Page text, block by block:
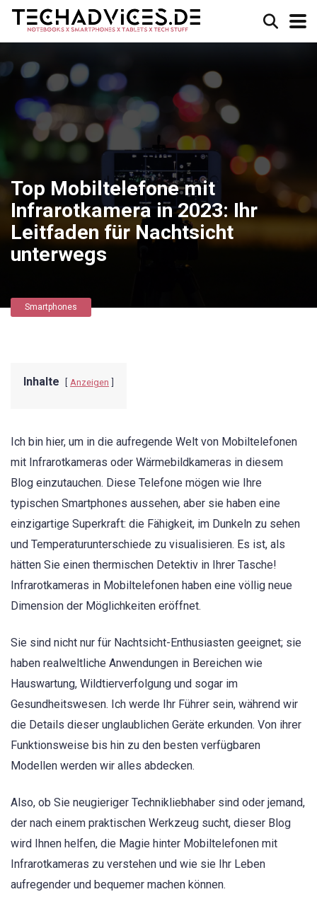
Top Mobiltelefone mit
Infrarotkamera in 2023: Ihr
Leitfaden für Nachtsicht
unterwegs
Smartphones
Inhalte Anzeigen
Ich bin hier, um in die aufregende Welt von Mobiltelefonen
mit Infrarotkameras oder Wärmebildkameras in diesem
Blog einzutauchen. Diese Telefone mögen wie Ihre
typischen Smartphones aussehen, aber sie haben eine
einzigartige Superkraft: die Fähigkeit, im Dunkeln zu sehen
und Temperaturunterschiede zu visualisieren. Es ist, als
hätten Sie einen thermischen Detektiv in Ihrer Tasche!
Infrarotkameras in Mobiltelefonen haben eine völlig neue
Dimension der Möglichkeiten eröffnet.
Sie sind nicht nur für Nachtsicht-Enthusiasten geeignet; sie
haben realweltliche Anwendungen in Bereichen wie
Hauswartung, Wildtierverfolgung und sogar im
Gesundheitswesen. Ich werde Ihr Führer sein, während wir
die Details dieser unglaublichen Geräte erkunden. Von ihrer
Funktionsweise bis hin zu den besten verfügbaren
Modellen werden wir alles abdecken.
Also, ob Sie neugieriger Technikliebhaber sind oder jemand,
der nach einem praktischen Werkzeug sucht, dieser Blog
wird Ihnen helfen, die Magie hinter Mobiltelefonen mit
Infrarotkameras zu verstehen und wie sie Ihr Leben
aufregender und bequemer machen können.